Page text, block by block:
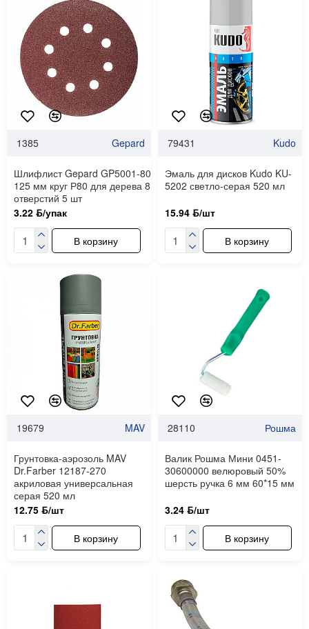
1385 Gepard
Шлифлист Gepard GP5001-80
125 мм круг Р80 для дерева 8
отверстий 5 шт
3.22 ƃ/упак
В корзину
79431 Kudo
Эмаль для дисков Kudo KU-
5202 светло-серая 520 мл
15.94 ƃ/шт
В корзину
19679 MAV
Грунтовка-аэрозоль MAV
Dr.Farber 12187-270
акриловая универсальная
серая 520 мл
12.75 ƃ/шт
В корзину
28110 Рошма
Валик Рошма Мини 0451-
30600000 велюровый 50%
шерсть ручка 6 мм 60*15 мм
3.24 ƃ/шт
В корзину